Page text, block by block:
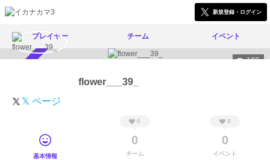
新規登録・ログイン
プレイヤー チーム イベント
182
flower___39_
𝕏 ページ
基本情報
0
0
チーム
0
0
イベント